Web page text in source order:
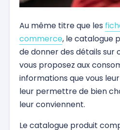
Au même titre que les
commerce, le catalogue
de donner des détails sur
vous proposez aux
informations que vous
leur permettre de bien
leur conviennent.
Le catalogue produit